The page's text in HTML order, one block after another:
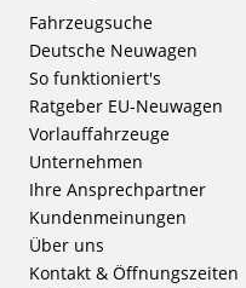
Fahrzeugsuche
Deutsche Neuwagen
So funktioniert's
Ratgeber EU-Neuwagen
Vorlauffahrzeuge
Unternehmen
Ihre Ansprechpartner
Kundenmeinungen
Über uns
Kontakt & Öffnungszeiten